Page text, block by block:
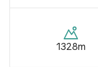
1328m